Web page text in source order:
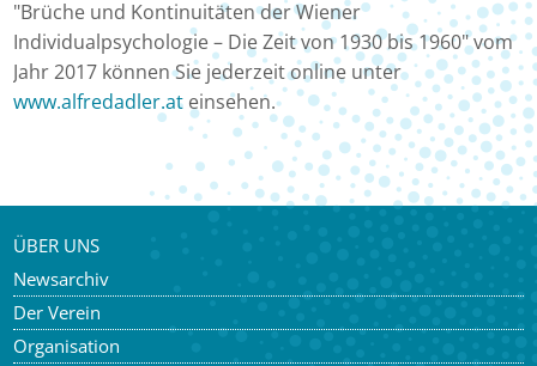
"Brüche und Kontinuitäten der Wiener
Individualpsychologie – Die Zeit von 1930 bis 1960" vom
Jahr 2017 können Sie jederzeit online unter
www.alfredadler.at einsehen.
ÜBER UNS
Newsarchiv
Der Verein
Organisation